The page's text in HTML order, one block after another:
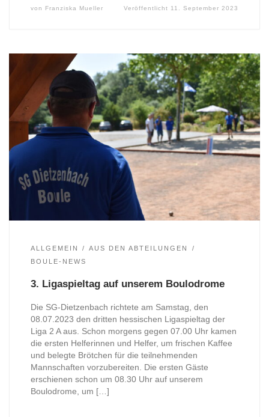
von Franziska Mueller Veröffentlicht 11. September 2023
ALLGEMEIN
AUS DEN ABTEILUNGEN
BOULE-NEWS
3. Ligaspieltag auf unserem Boulodrome
Die SG-Dietzenbach richtete am Samstag, den
08.07.2023 den dritten hessischen Ligaspieltag der
Liga 2 A aus. Schon morgens gegen 07.00 Uhr kamen
die ersten Helferinnen und Helfer, um frischen Kaffee
und belegte Brötchen für die teilnehmenden
Mannschaften vorzubereiten. Die ersten Gäste
erschienen schon um 08.30 Uhr auf unserem
Boulodrome, um […]